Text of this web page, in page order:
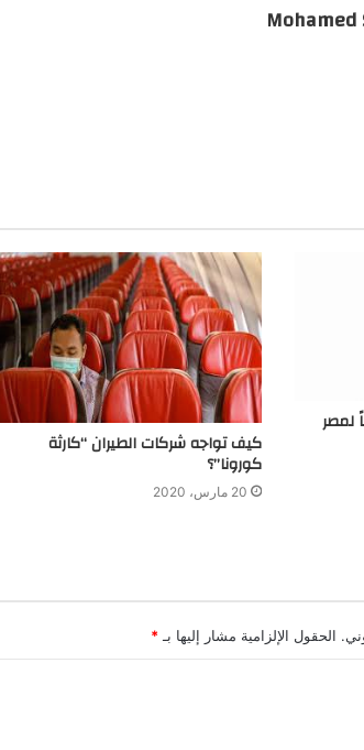
Mohamed
لمصر
كيف تواجه شركات الطيران “كارثة
كورونا”؟
20 مارس، 2020
الحقول الإلزامية مشار إليها بـ *